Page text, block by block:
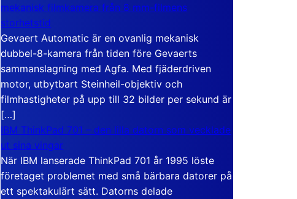
mekanisk filmkamera från 8 mm-filmens
storhetstid
Gevaert Automatic är en ovanlig mekanisk
dubbel-8-kamera från tiden före Gevaerts
sammanslagning med Agfa. Med fjäderdriven
motor, utbytbart Steinheil-objektiv och
filmhastigheter på upp till 32 bilder per sekund är
[…]
IBM ThinkPad 701 – den lilla datorn som vecklade
ut sina vingar
När IBM lanserade ThinkPad 701 år 1995 löste
företaget problemet med små bärbara datorer på
ett spektakulärt sätt. Datorns delade